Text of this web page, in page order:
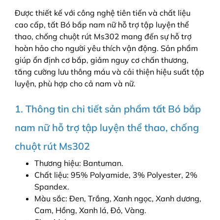
Được thiết kế với công nghệ tiên tiến và chất liệu
cao cấp, tất Bó bắp nam nữ hỗ trợ tập luyện thể
thao, chống chuột rút Ms302 mang đến sự hỗ trợ
hoàn hảo cho người yêu thích vận động. Sản phẩm
giúp ổn định cơ bắp, giảm nguy cơ chấn thương,
tăng cường lưu thông máu và cải thiện hiệu suất tập
luyện, phù hợp cho cả nam và nữ.
1. Thông tin chi tiết sản phẩm tất Bó bắp
nam nữ hỗ trợ tập luyện thể thao, chống
chuột rút Ms302
Thương hiệu: Bantuman.
Chất liệu: 95% Polyamide, 3% Polyester, 2%
Spandex.
Màu sắc: Đen, Trắng, Xanh ngọc, Xanh dương,
Cam, Hồng, Xanh lá, Đỏ, Vàng.